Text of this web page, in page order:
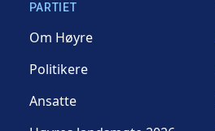
PARTIET
Om Høyre
Politikere
Ansatte